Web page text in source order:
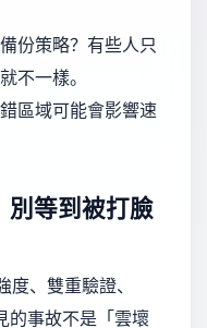
份策略？有些人只
不一樣。
區域可能會影響速
別等到被打臉
、雙重驗證、
的事故不是「雲壞